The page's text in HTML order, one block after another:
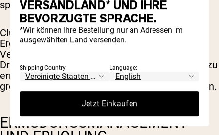
sportliche Leistung ermöglichen.
Cluster-Sätze habenwurde gezeigtum bessere
Ergebnisse bei explosiven Aktionen (wie
Vertikalsprüngen und explosiven
Drückbewegungen) zu erzielen und es Athleten zu
ermöglichen, mehr Wiederholungen und eine
größere Anzahl von
hochwertige Wiederholungen.
ERMÜDUNGSMANAGEMENT
VERSANDLAND* UND IHRE
BEVORZUGTE SPRACHE.
*Wir können Ihre Bestellung nur an Adressen im
ausgewählten Land versenden.
Shipping Country: Language:
Jetzt Einkaufen